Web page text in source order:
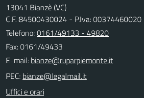
13041 Bianzè (VC)
C.F. 84500430024 - P.Iva: 00374460020
Telefono:0161/49133 - 49820
Fax: 0161/49433
E-mail:
PEC:
Uffici e orari